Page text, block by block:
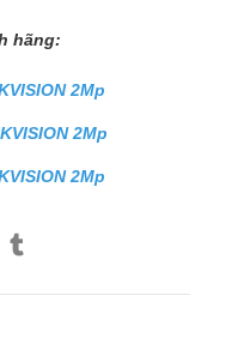
hãng:
2Mp
2Mp
2Mp